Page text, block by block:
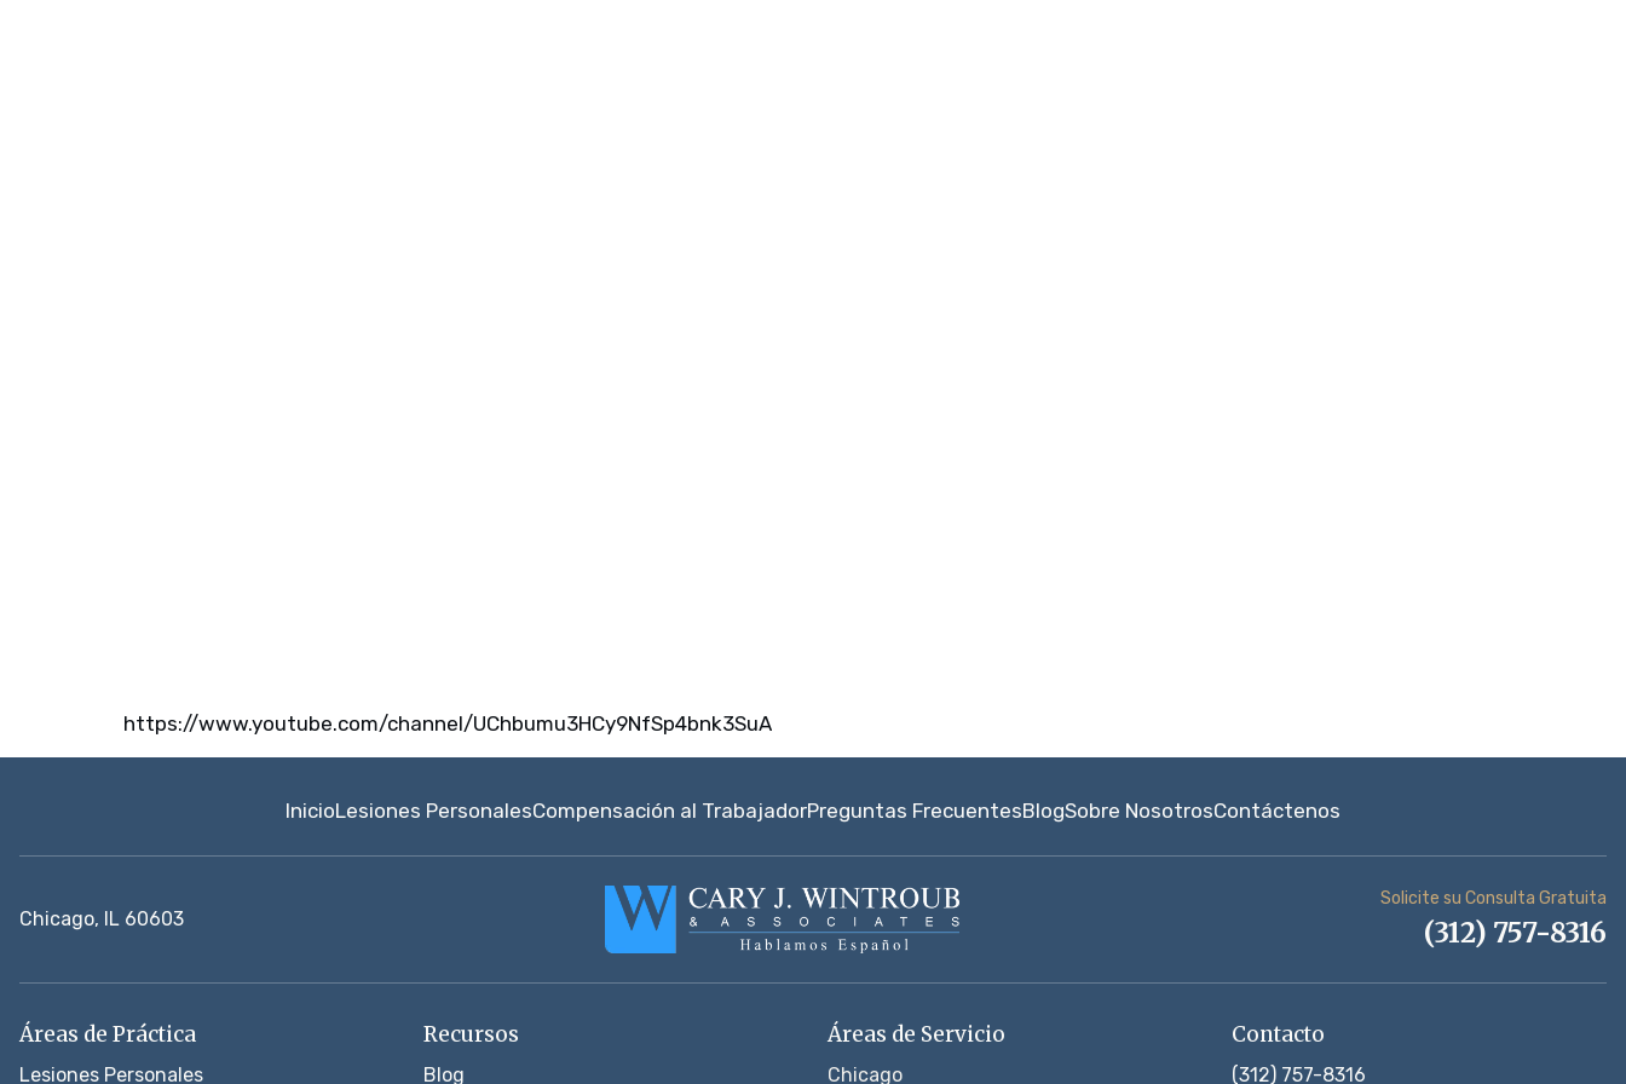
https://www.youtube.com/channel/UChbumu3HCy9NfSp4bnk3SuA
InicioLesiones PersonalesCompensación al TrabajadorPreguntas FrecuentesBlogSobre NosotrosContáctenos
Chicago, IL 60603
Solicite su Consulta Gratuita
(312) 757-8316
Áreas de Práctica
Lesiones Personales
Recursos
Blog
Áreas de Servicio
Chicago
Contacto
(312) 757-8316